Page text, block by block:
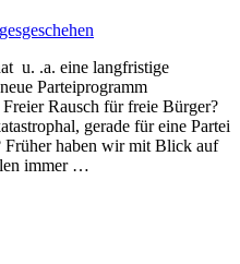
u. .a. eine langfristige
Parteiprogramm
Rausch für freie Bürger?
gerade für eine Partei
Früher haben wir mit Blick auf
immer …